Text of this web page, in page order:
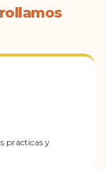
prácticas y